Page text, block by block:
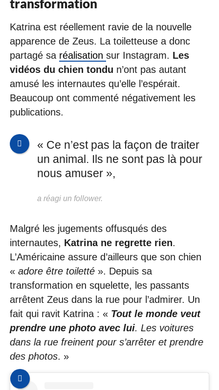
transformation
Katrina est réellement ravie de la nouvelle
apparence de Zeus. La toiletteuse a donc
partagé sa réalisation sur Instagram. Les
vidéos du chien tondu n’ont pas autant
amusé les internautes qu’elle l’espérait.
Beaucoup ont commenté négativement les
publications.
« Ce n’est pas la façon de traiter
un animal. Ils ne sont pas là pour
nous amuser »,
a réagi un follower.
Malgré les jugements offusqués des
internautes, Katrina ne regrette rien.
L’Américaine assure d’ailleurs que son chien
« adore être toiletté ». Depuis sa
transformation en squelette, les passants
arrêtent Zeus dans la rue pour l’admirer. Un
fait qui ravit Katrina : « Tout le monde veut
prendre une photo avec lui. Les voitures
dans la rue freinent pour s’arrêter et prendre
des photos. »